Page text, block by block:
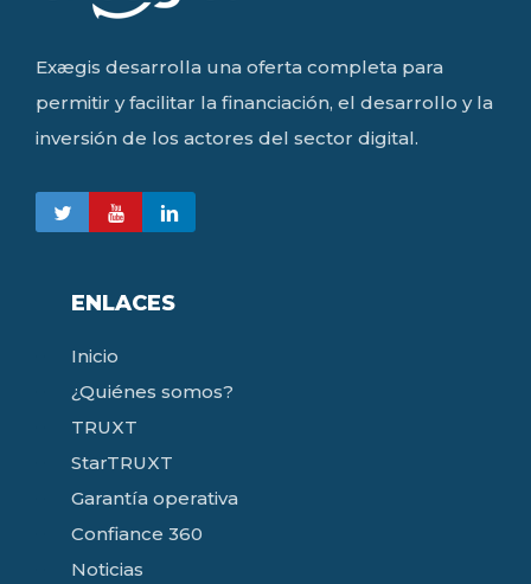
Exægis desarrolla una oferta completa para
permitir y facilitar la financiación, el desarrollo y la
inversión de los actores del sector digital.
ENLACES
Inicio
¿Quiénes somos?
TRUXT
StarTRUXT
Garantía operativa
Confiance 360
Noticias